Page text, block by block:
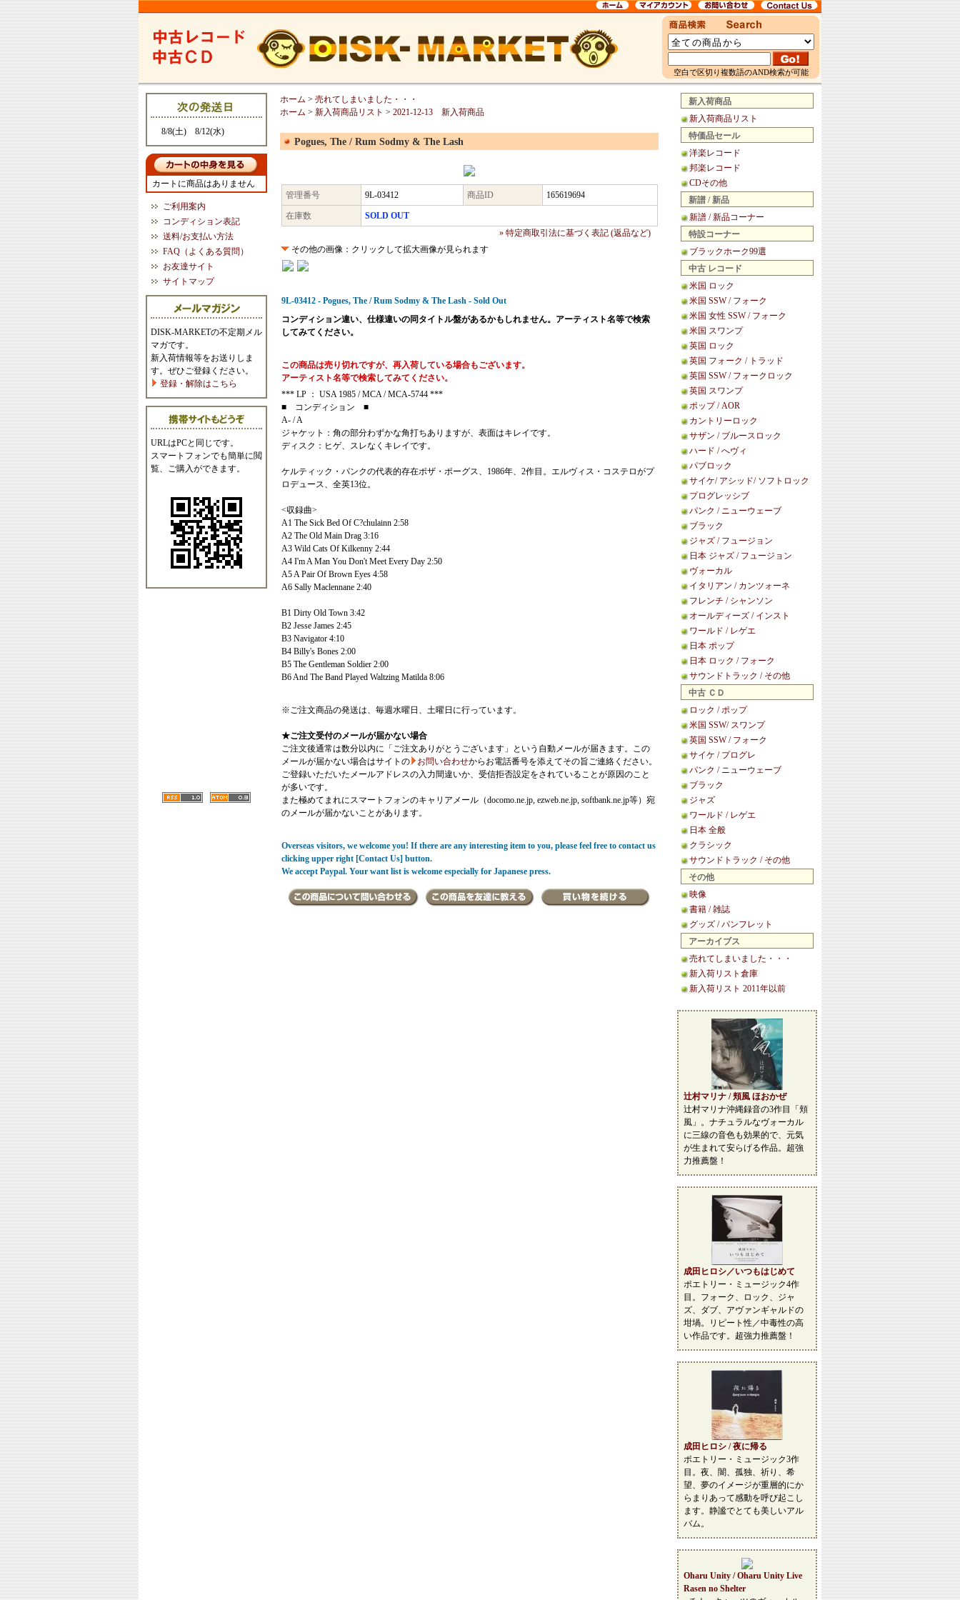
空白で区切り複数語のAND検索が可能
8/8(土) 8/12(水)
カートに商品はありません
ご利用案内
コンディション表記
送料/お支払い方法
FAQ（よくある質問）
お友達サイト
サイトマップ
DISK-MARKETの不定期メル
マガです。
新入荷情報等をお送りしま
す。ぜひご登録ください。
登録・解除はこちら
URLはPCと同じです。
スマートフォンでも簡単に閲
覧、ご購入ができます。
新入荷商品
新入荷商品リスト
特価品セール
洋楽レコード
邦楽レコード
CDその他
新譜 / 新品
新譜 / 新品コーナー
特設コーナー
ブラックホーク99選
中古 レコード
米国 ロック
米国 SSW / フォーク
米国 女性 SSW / フォーク
米国 スワンプ
英国 ロック
英国 フォーク / トラッド
英国 SSW / フォークロック
英国 スワンプ
ポップ / AOR
カントリーロック
サザン / ブルースロック
ハード / へヴィ
パブロック
サイケ/ アシッド/ ソフトロック
プログレッシブ
パンク / ニューウェーブ
ブラック
ジャズ / フュージョン
日本 ジャズ / フュージョン
ヴォーカル
イタリアン / カンツォーネ
フレンチ / シャンソン
オールディーズ / インスト
ワールド / レゲエ
日本 ポップ
日本 ロック / フォーク
サウンドトラック / その他
中古 ＣＤ
ロック / ポップ
米国 SSW/ スワンプ
英国 SSW / フォーク
サイケ / プログレ
パンク / ニューウェーブ
ブラック
ジャズ
ワールド / レゲエ
日本 全般
クラシック
サウンドトラック / その他
その他
映像
書籍 / 雑誌
グッズ / パンフレット
アーカイブス
売れてしまいました・・・
新入荷リスト倉庫
新入荷リスト 2011年以前
辻村マリナ / 頬風 ほおかぜ
辻村マリナ沖縄録音の3作目「頬
風」。ナチュラルなヴォーカル
に三線の音色も効果的で、元気
が生まれて安らげる作品。超強
力推薦盤！
成田ヒロシ／いつもはじめて
ポエトリー・ミュージック4作
目。フォーク、ロック、ジャ
ズ、ダブ、アヴァンギャルドの
坩堝。リピート性／中毒性の高
い作品です。超強力推薦盤！
成田ヒロシ / 夜に帰る
ポエトリー・ミュージック3作
目。夜、闇、孤独、祈り、希
望、夢のイメージが重層的にか
らまりあって感動を呼び起こし
ます。静謐でとても美しいアル
バム。
Oharu Unity / Oharu Unity Live
Rasen no Shelter
ホーム > 売れてしまいました・・・
ホーム > 新入荷商品リスト > 2021-12-13 新入荷商品
Pogues, The / Rum Sodmy & The Lash
管理番号 9L-03412 商品ID 165619694
在庫数
SOLD OUT
» 特定商取引法に基づく表記 (返品など)
その他の画像：クリックして拡大画像が見られます
9L-03412 - Pogues, The / Rum Sodmy & The Lash - Sold Out
コンディション違い、仕様違いの同タイトル盤があるかもしれません。アーティスト名等で検索
してみてください。
この商品は売り切れですが、再入荷している場合もございます。
アーティスト名等で検索してみてください。
*** LP ： USA 1985 / MCA / MCA-5744 ***
■ コンディション ■
A- / A
ジャケット：角の部分わずかな角打ちありますが、表面はキレイです。
ディスク：ヒゲ、スレなくキレイです。
ケルティック・パンクの代表的存在ポザ・ポーグス、1986年、2作目。エルヴィス・コステロがプ
ロデュース、全英13位。
<収録曲>
A1 The Sick Bed Of C?chulainn 2:58
A2 The Old Main Drag 3:16
A3 Wild Cats Of Kilkenny 2:44
A4 I'm A Man You Don't Meet Every Day 2:50
A5 A Pair Of Brown Eyes 4:58
A6 Sally Maclennane 2:40
B1 Dirty Old Town 3:42
B2 Jesse James 2:45
B3 Navigator 4:10
B4 Billy's Bones 2:00
B5 The Gentleman Soldier 2:00
B6 And The Band Played Waltzing Matilda 8:06
※ご注文商品の発送は、毎週水曜日、土曜日に行っています。
★ご注文受付のメールが届かない場合
ご注文後通常は数分以内に「ご注文ありがとうございます」という自動メールが届きます。この
メールが届かない場合はサイトの
お問い合わせからお電話番号を添えてその旨ご連絡ください。
ご登録いただいたメールアドレスの入力間違いか、受信拒否設定をされていることが原因のこと
が多いです。
また極めてまれにスマートフォンのキャリアメール（docomo.ne.jp, ezweb.ne.jp, softbank.ne.jp等）宛
のメールが届かないことがあります。
Overseas visitors, we welcome you! If there are any interesting item to you, please feel free to contact us
clicking upper right [Contact Us] button.
We accept Paypal. Your want list is welcome especially for Japanese press.